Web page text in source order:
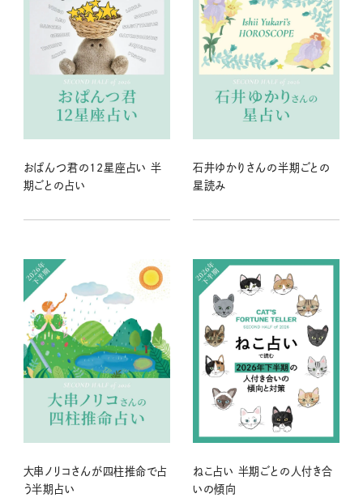
おぱんつ君の12星座占い 半
期ごとの占い
石井ゆかりさんの半期ごとの
星読み
大串ノリコさんが四柱推命で占
う半期占い
ねこ占い 半期ごとの人付き合
いの傾向